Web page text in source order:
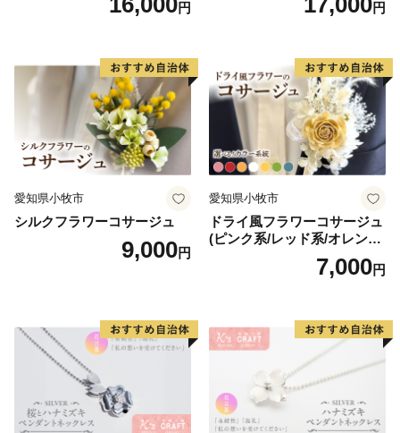
円
クセサリーキット 手作り セ円
愛知県小牧市
シルクフラワーコサージュ
9,000円
愛知県小牧市
ドライ風フラワーコサージュ
(ピンク系/レッド系/オレンジ
系/ホワイト系/イエロー系/グ
リーン系/ブルー系）7,000円